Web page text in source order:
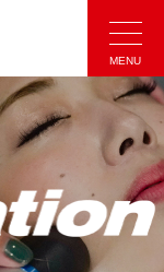
リブ
MENU